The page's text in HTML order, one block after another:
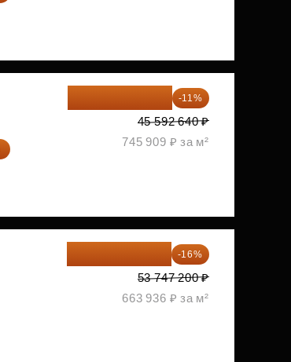
-11%
45 592 640 ₽
745 909 ₽ за м²
-16%
53 747 200 ₽
663 936 ₽ за м²